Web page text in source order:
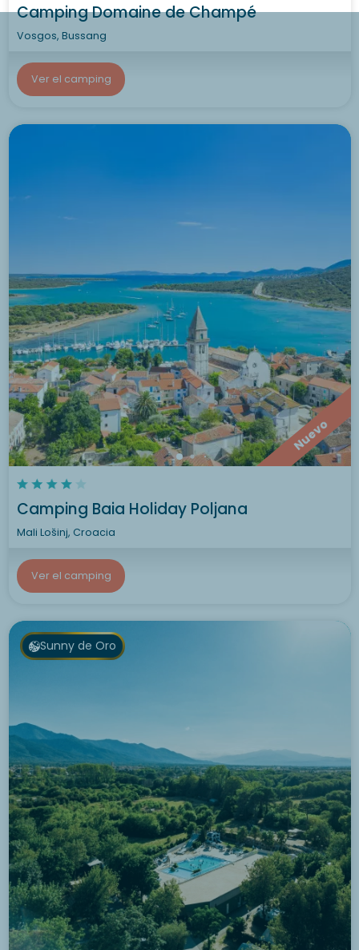
Camping Domaine de Champé
Vosgos, Bussang
Ver el camping
Nuevo
Camping Baia Holiday Poljana
Mali Lošinj, Croacia
Ver el camping
Sunny de Oro